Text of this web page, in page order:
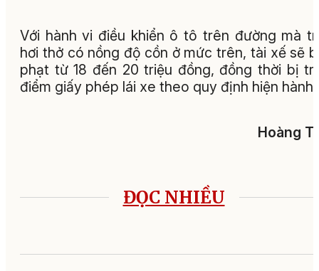
Với hành vi điều khiển ô tô trên đường mà
hơi thở có nồng độ cồn ở mức trên, tài xế sẽ
phạt từ 18 đến 20 triệu đồng, đồng thời bị
điểm giấy phép lái xe theo quy định hiện hành.
Hoàng
ĐỌC NHIỀU